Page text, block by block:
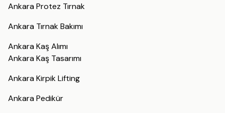
Ankara Protez Tırnak
Ankara Tırnak Bakımı
Ankara Kaş Alımı
Ankara Kaş Tasarımı
Ankara Kirpik Lifting
Ankara Pedikür